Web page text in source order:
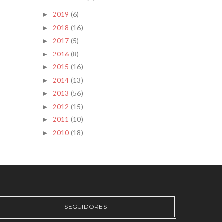
► 2019 (6)
► 2018 (16)
► 2017 (5)
► 2016 (8)
► 2015 (16)
► 2014 (13)
► 2013 (56)
► 2012 (15)
► 2011 (10)
► 2010 (18)
SEGUIDORES